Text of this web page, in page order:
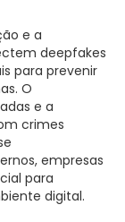
e a
deepfakes
para prevenir
O
e a
crimes
empresas
para
digital.